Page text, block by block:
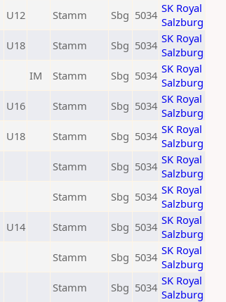
U12 Stamm Sbg 5034 SK Royal
Salzburg
U18 Stamm Sbg 5034 SK Royal
Salzburg
IM Stamm Sbg 5034 SK Royal
Salzburg
U16 Stamm Sbg 5034 SK Royal
Salzburg
U18 Stamm Sbg 5034 SK Royal
Salzburg
Stamm Sbg 5034 SK Royal
Salzburg
Stamm Sbg 5034 SK Royal
Salzburg
U14 Stamm Sbg 5034 SK Royal
Salzburg
Stamm Sbg 5034 SK Royal
Salzburg
Stamm Sbg 5034 SK Royal
Salzburg